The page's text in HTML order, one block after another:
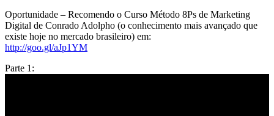
Oportunidade – Recomendo o Curso Método 8Ps de Marketing
Digital de Conrado Adolpho (o conhecimento mais avançado que
existe hoje no mercado brasileiro) em:
http://goo.gl/aJp1YM
Parte 1: